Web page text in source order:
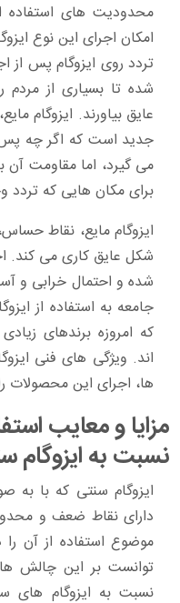
محدودیت‌ های استفاده
امکان اجرای این نوع
تردد روی ایزوگام پس از
شده تا بسیاری از مردم
عایق بیاورند. ایزوگام
جدید است که اگر چه پس
می‌ گیرد، اما مقاومت آن
برای مکان‌ هایی که تردد
ایزوگام مایع، نقاط
شکل عایق کاری می‌ کند.
شده و احتمال خرابی و
جامعه به استفاده از
که امروزه برندهای
اند. ویژگی‌ های فنی
ها، اجرای این محصولات
مزایا و معایب
نسبت به ایزوگام
ایزوگام سنتی که با به
دارای نقاط ضعف و
موضوع استفاده از آن
توانست بر این چالش‌
نسبت به ایزوگام‌ های